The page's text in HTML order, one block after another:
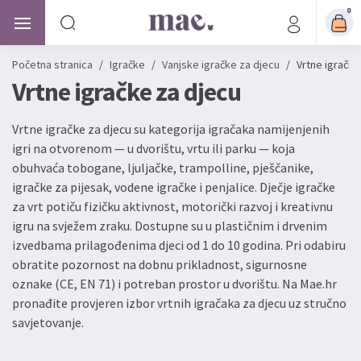
0
Početna stranica / Igračke / Vanjske igračke za djecu / Vrtne
Vrtne igračke za djecu
Vrtne igračke za djecu su kategorija igračaka namijenjenih
igri na otvorenom — u dvorištu, vrtu ili parku — koja
obuhvaća tobogane, ljuljačke, trampolline, pješčanike,
igračke za pijesak, vodene igračke i penjalice. Dječje igračke
za vrt potiču fizičku aktivnost, motorički razvoj i kreativnu
igru na svježem zraku. Dostupne su u plastičnim i drvenim
izvedbama prilagođenima djeci od 1 do 10 godina. Pri odabiru
obratite pozornost na dobnu prikladnost, sigurnosne
oznake (CE, EN 71) i potreban prostor u dvorištu. Na Mae.hr
pronađite provjeren izbor vrtnih igračaka za djecu uz stručno
savjetovanje.